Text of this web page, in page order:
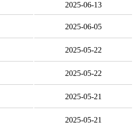
2025-06-13
2025-06-05
2025-05-22
2025-05-22
2025-05-21
2025-05-21